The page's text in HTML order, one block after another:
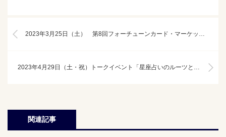
2023年3月25日（土） 第8回フォーチューンカード・マーケット2023春
2023年4月29日（土・祝）トークイベント「星座占いのルーツと応用まで」
関連記事